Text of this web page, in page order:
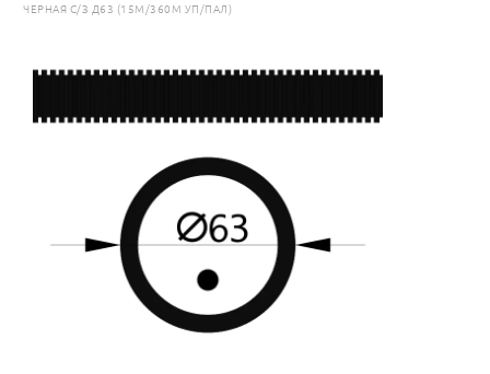
ЧЕРНАЯ С/З Д63 (15М/360М УП/ПАЛ)